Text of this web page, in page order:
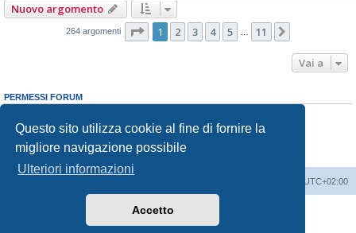
Questo sito utilizza cookie al fine di fornire la
migliore navigazione possibile
Ulteriori informazioni
Accetto
Nuovo argomento
264 argomenti Pagina di 11
1 2 3 4 5 11
Vai a
PERMESSI FORUM
Non puoi
rispondere negli argomenti
Non puoimodificare i tuoi messaggi
Non puoicancellare i tuoi messaggi
Non puoi
inviare allegati
UTC+02:00
phpBB® Forum Software © phpBB Limited
phpBB-Italia.it